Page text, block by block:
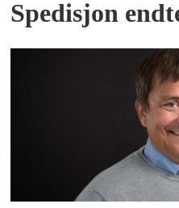
Spedisjon